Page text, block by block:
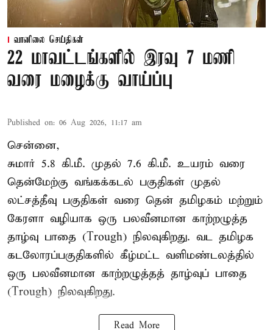
வானிலை செய்திகள்
22 மாவட்டங்களில் இரவு 7 மணி
வரை மழைக்கு வாய்ப்பு
Published on: 06 Aug 2026, 11:17 am
சென்னை,
சுமார் 5.8 கி.மீ. முதல் 7.6 கி.மீ. உயரம் வரை
தென்மேற்கு வங்கக்கடல் பகுதிகள் முதல்
லட்சத்தீவு பகுதிகள் வரை தென் தமிழகம் மற்றும்
கேரளா வழியாக ஒரு பலவீனமான காற்றழுத்த
தாழ்வு பாதை (Trough) நிலவுகிறது. வட தமிழக
கடலோரப்பகுதிகளில் கீழ்மட்ட வளிமண்டலத்தில்
ஒரு பலவீனமான காற்றழுத்தத் தாழ்வுப் பாதை
(Trough) நிலவுகிறது.
Read More